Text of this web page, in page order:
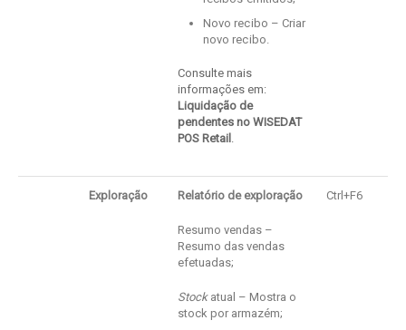
Novo recibo – Criar
novo recibo.
Consulte mais
informações em:
Liquidação de
pendentes no WISEDAT
POS Retail .
Exploração Relatório de exploração
Resumo vendas –
Resumo das vendas
efetuadas;
Stockatual – Mostra o
stock por armazém;
Ctrl+F6